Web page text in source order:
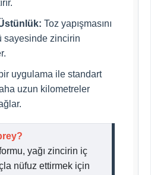
Toz yapışmasını
sayesinde zincirin
uygulama ile standart
uzun kilometreler
yağı zincirin iç
nüfuz ettirmek için